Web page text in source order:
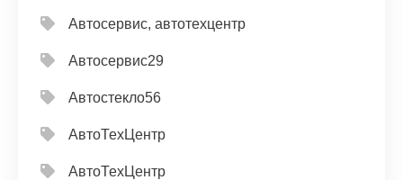
Автосервис, автотехцентр
Автосервис29
Автостекло56
АвтоТехЦентр
АвтоТехЦентр